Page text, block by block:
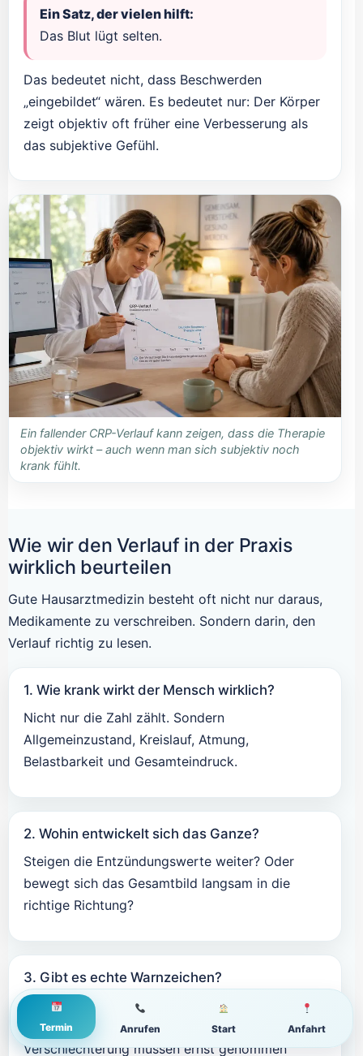
Termin Anrufen Start Anfahrt
Ein Satz, der vielen hilft:
Das Blut lügt selten.
Das bedeutet nicht, dass Beschwerden
„eingebildet“ wären. Es bedeutet nur: Der Körper
zeigt objektiv oft früher eine Verbesserung als
das subjektive Gefühl.
Ein fallender CRP-Verlauf kann zeigen, dass die Therapie
objektiv wirkt – auch wenn man sich subjektiv noch
krank fühlt.
Wie wir den Verlauf in der Praxis
wirklich beurteilen
Gute Hausarztmedizin besteht oft nicht nur daraus,
Medikamente zu verschreiben. Sondern darin, den
Verlauf richtig zu lesen.
1. Wie krank wirkt der Mensch wirklich?
Nicht nur die Zahl zählt. Sondern
Allgemeinzustand, Kreislauf, Atmung,
Belastbarkeit und Gesamteindruck.
2. Wohin entwickelt sich das Ganze?
Steigen die Entzündungswerte weiter? Oder
bewegt sich das Gesamtbild langsam in die
richtige Richtung?
3. Gibt es echte Warnzeichen?
Atemnot, zunehmende Schmerzen,
Kreislaufprobleme, hohes Fieber oder klare
Verschlechterung müssen ernst genommen